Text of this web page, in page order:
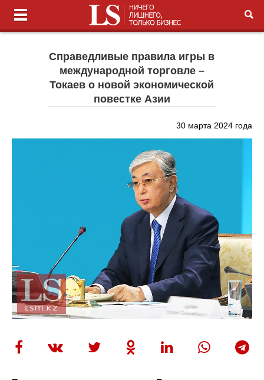
Справедливые правила игры в
международной торговле –
Токаев о новой экономической
повестке Азии
30 марта 2024 года